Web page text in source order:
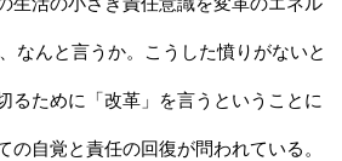
活の小さき責任意識を変革のエネル
なんと言うか。こうした憤りがないと
るために「改革」を言うということに
自覚と責任の回復が問われている。